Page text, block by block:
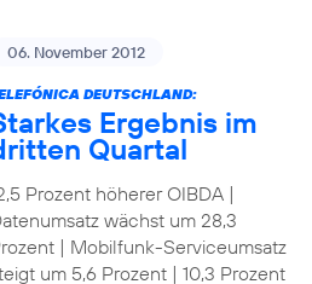
06. November 2012
DEUTSCHLAND:
Ergebnis im
Quartal
Prozent höherer OIBDA |
wächst um 28,3
| Mobilfunk-Serviceumsatz
um 5,6 Prozent | 10,3 Prozent